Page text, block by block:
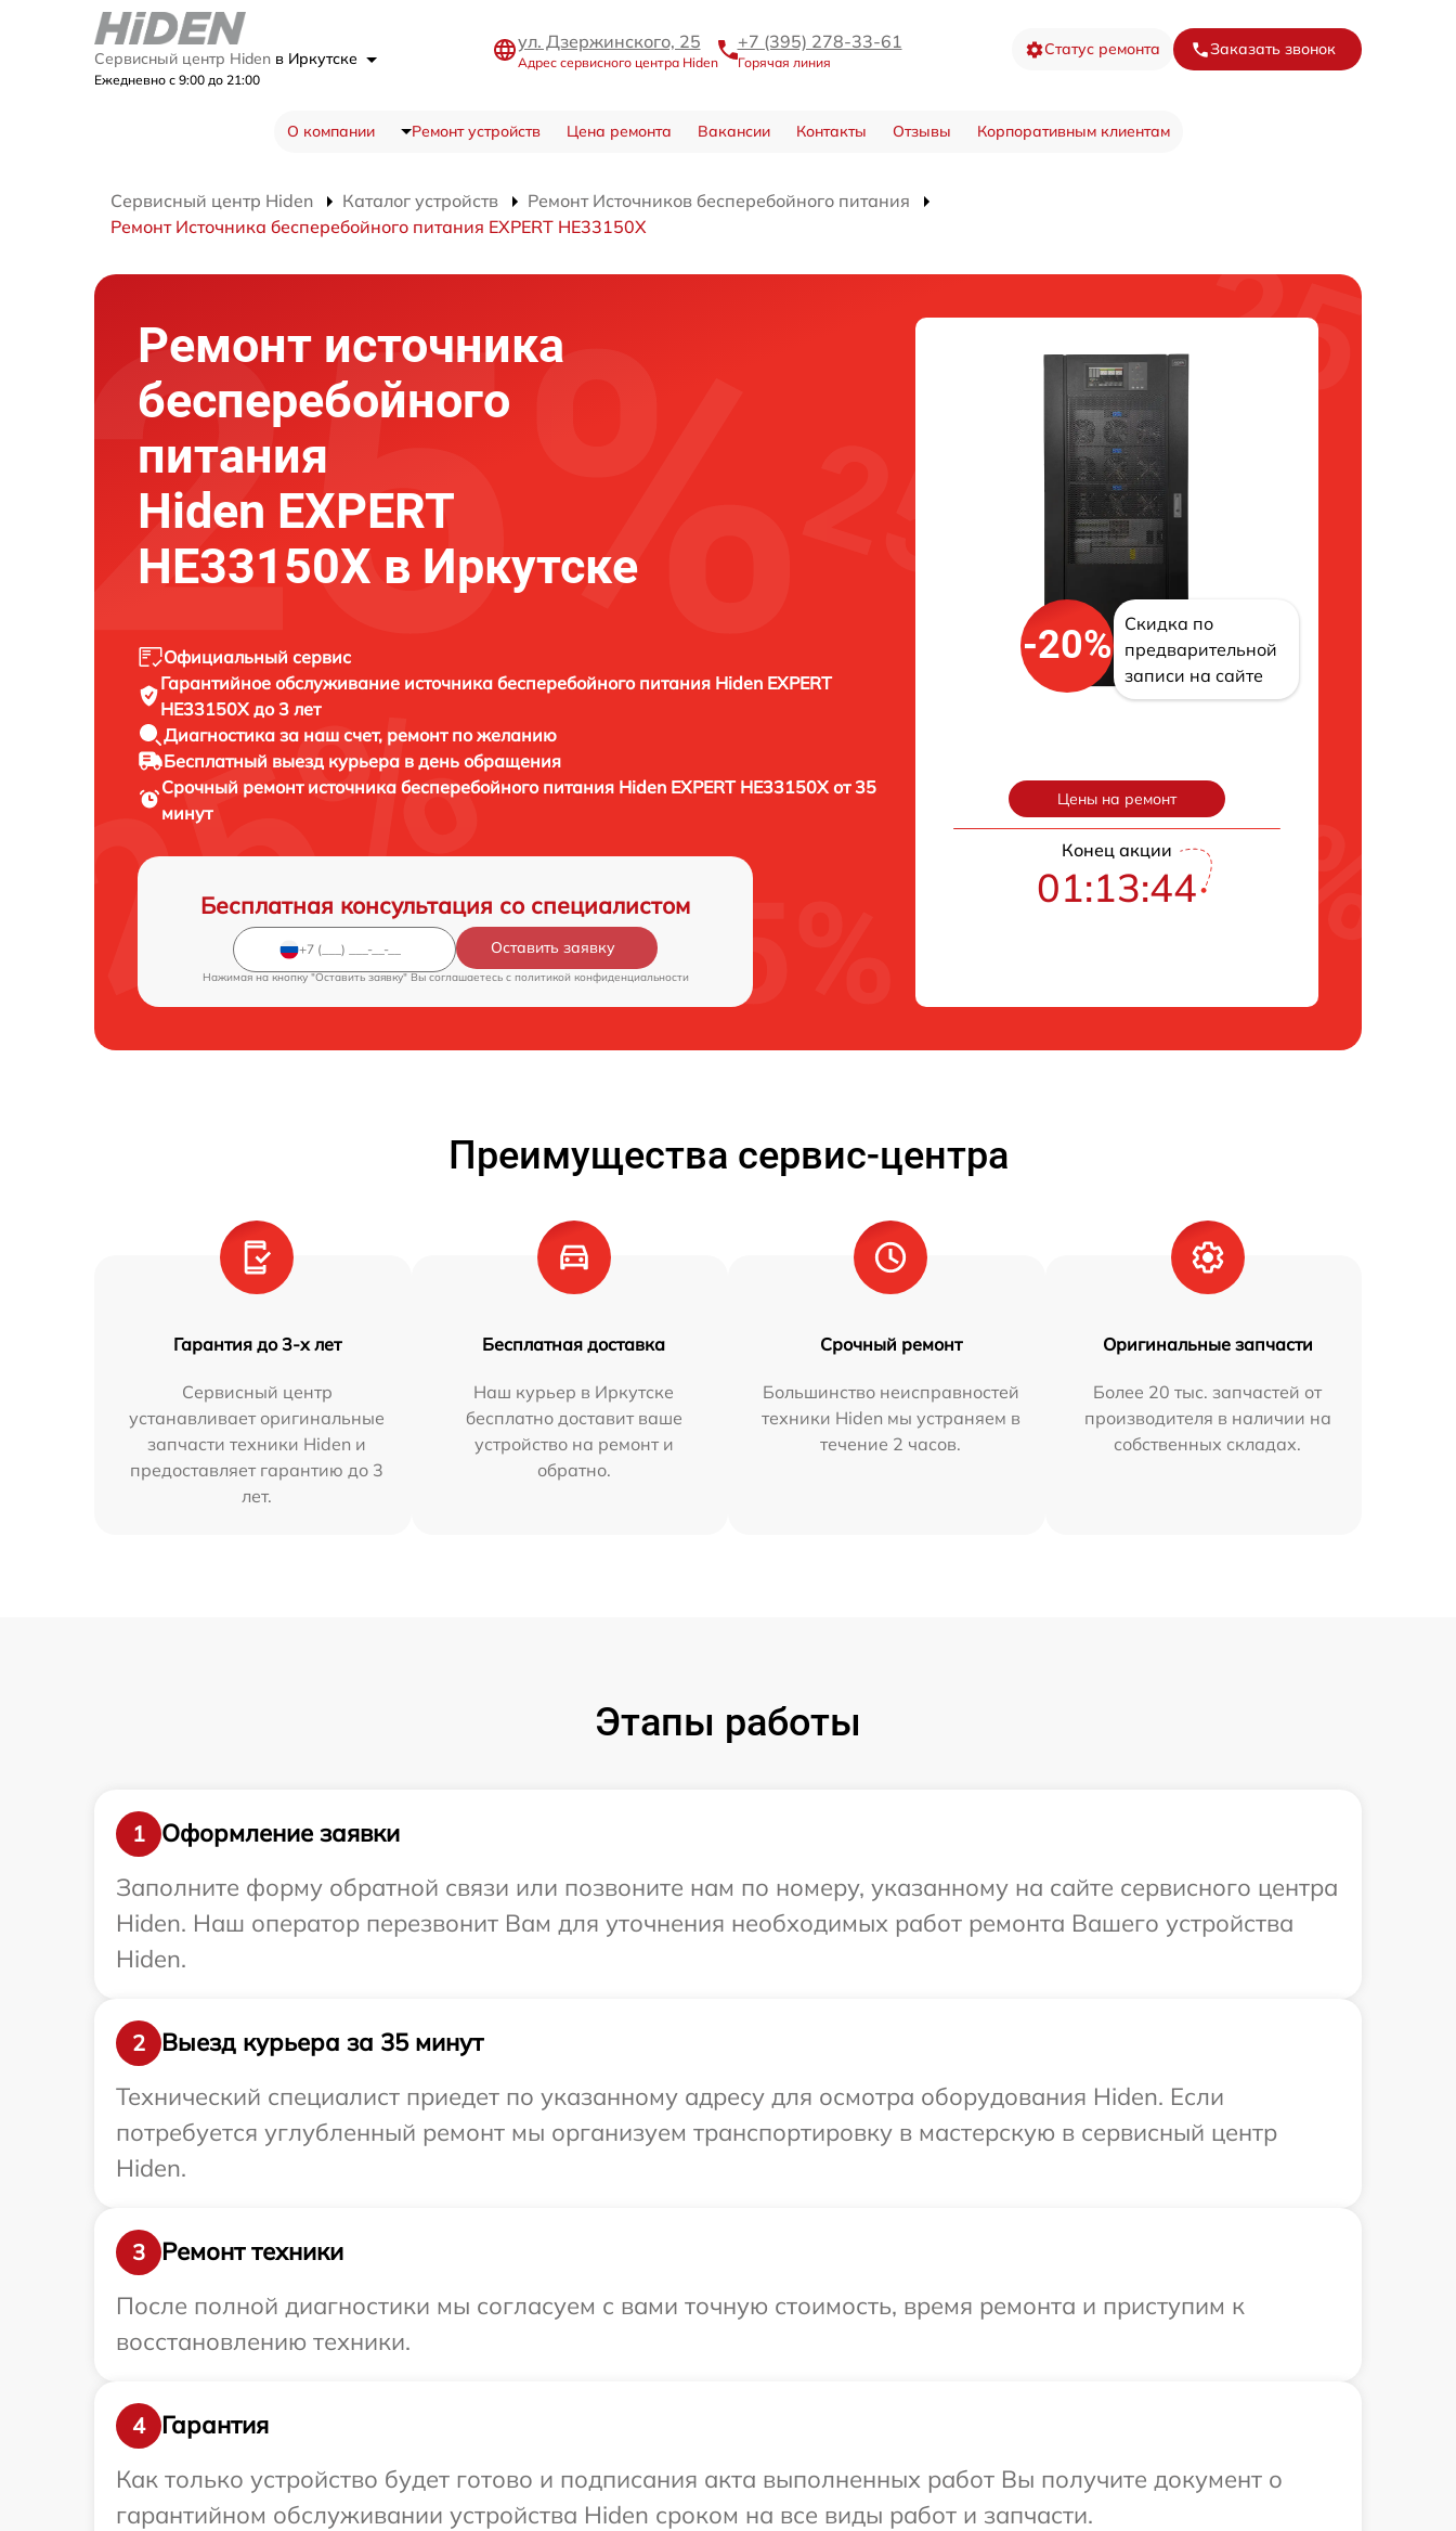
Сервисный центр Hiden в Иркутске
Ежедневно с 9:00 до 21:00
ул. Дзержинского, 25
Адрес сервисного центра Hiden
+7 (395) 278-33-61
Горячая линия
Статус ремонта Заказать звонок
О компании Ремонт устройств Цена ремонта Вакансии Контакты Отзывы Корпоративным клиентам
Сервисный центр Hiden Каталог устройств
Ремонт Источников бесперебойного питания
Ремонт Источника бесперебойного питания EXPERT HE33150X
Ремонт источника
бесперебойного
питания
Hiden EXPERT
HE33150X в Иркутске
Официальный сервис
Гарантийное обслуживание источника бесперебойного питания Hiden EXPERT
HE33150X до 3 лет
Диагностика за наш счет, ремонт по желанию
Бесплатный выезд курьера в день обращения
Срочный ремонт источника бесперебойного питания Hiden EXPERT HE33150X от 35
минут
Бесплатная консультация со специалистом
Оставить заявку
Нажимая на кнопку "Оставить заявку" Вы соглашаетесь c политикой конфиденциальности
-20%
Скидка по
предварительной
записи на сайте
Цены на ремонт
Конец акции
01:13:43
Преимущества сервис-центра
Гарантия до 3-х лет
Сервисный центр
устанавливает оригинальные
запчасти техники Hiden и
предоставляет гарантию до 3
лет.
Бесплатная доставка
Наш курьер в Иркутске
бесплатно доставит ваше
устройство на ремонт и
обратно.
Срочный ремонт
Большинство неисправностей
техники Hiden мы устраняем в
течение 2 часов.
Оригинальные запчасти
Более 20 тыс. запчастей от
производителя в наличии на
собственных складах.
Этапы работы
1
Оформление заявки
Заполните форму обратной связи или позвоните нам по номеру, указанному на сайте сервисного центра
Hiden. Наш оператор перезвонит Вам для уточнения необходимых работ ремонта Вашего устройства
Hiden.
2
Выезд курьера за 35 минут
Технический специалист приедет по указанному адресу для осмотра оборудования Hiden. Если
потребуется углубленный ремонт мы организуем транспортировку в мастерскую в сервисный центр
Hiden.
3
Ремонт техники
После полной диагностики мы согласуем с вами точную стоимость, время ремонта и приступим к
восстановлению техники.
4
Гарантия
Как только устройство будет готово и подписания акта выполненных работ Вы получите документ о
гарантийном обслуживании устройства Hiden сроком на все виды работ и запчасти.